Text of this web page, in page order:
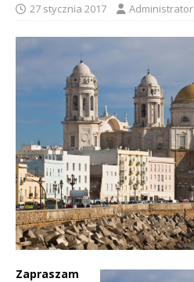
27 stycznia 2017 Administrator
Zapraszam